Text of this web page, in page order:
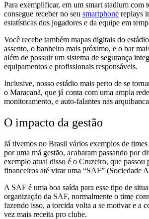
Para exemplificar, em um smart stadium com
consegue receber no seu smartphone replays
estatísticas dos jogadores e da equipe em
Você recebe também mapas digitais do
assento, o banheiro mais próximo, e o bar
além de possuir um sistema de segurança
equipamentos e profissionais responsáveis.
Inclusive, nosso estádio mais perto de se
o Maracanã, que já conta com uma ampla
monitoramento, e auto-falantes nas
O impacto da gestão
Já tivemos no Brasil vários exemplos de
por uma má gestão, acabaram passando por
exemplo atual disso é o Cruzeiro, que passou
financeiros até virar uma “SAF” (Sociedade
A SAF é uma boa saída para esse tipo de
organização da SAF, normalmente o time
fazendo isso, a torcida volta a se motivar e a
vez mais receita pro clube.